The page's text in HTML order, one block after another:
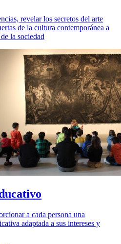
revelar los secretos del arte
de la cultura contemporánea a
la sociedad
a cada persona una
adaptada a sus intereses y